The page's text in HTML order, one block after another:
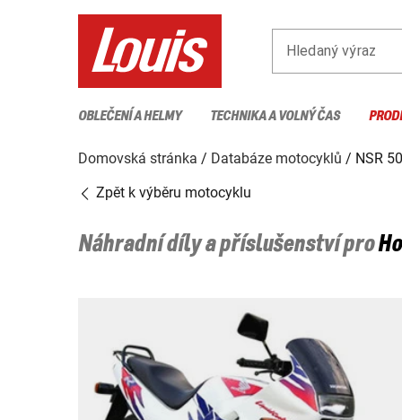
Hledaný výraz
OBLEČENÍ A HELMY TECHNIKA A VOLNÝ ČAS
Domovská stránka Databáze motocyklů
NSR
Zpět k výběru motocyklu
Náhradní díly a příslušenství pro